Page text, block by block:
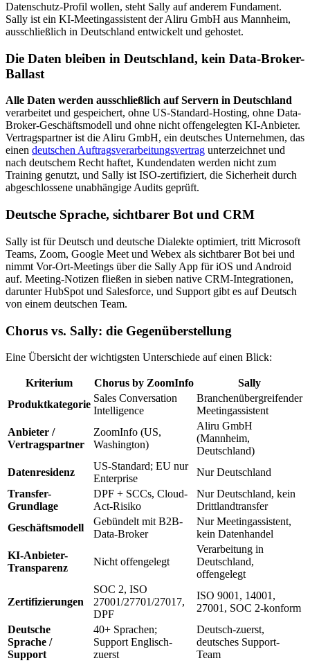
Datenschutz-Profil wollen, steht Sally auf anderem Fundament.
Sally ist ein KI-Meetingassistent der Aliru GmbH aus Mannheim,
ausschließlich in Deutschland entwickelt und gehostet.
Die Daten bleiben in Deutschland, kein Data-Broker-
Ballast
Alle Daten werden ausschließlich auf Servern in Deutschland
verarbeitet und gespeichert, ohne US-Standard-Hosting, ohne Data-
Broker-Geschäftsmodell und ohne nicht offengelegten KI-Anbieter.
Vertragspartner ist die Aliru GmbH, ein deutsches Unternehmen, das
einen deutschen Auftragsverarbeitungsvertrag unterzeichnet und
nach deutschem Recht haftet, Kundendaten werden nicht zum
Training genutzt, und Sally ist ISO-zertifiziert, die Sicherheit durch
abgeschlossene unabhängige Audits geprüft.
Deutsche Sprache, sichtbarer Bot und CRM
Sally ist für Deutsch und deutsche Dialekte optimiert, tritt Microsoft
Teams, Zoom, Google Meet und Webex als sichtbarer Bot bei und
nimmt Vor-Ort-Meetings über die Sally App für iOS und Android
auf. Meeting-Notizen fließen in sieben native CRM-Integrationen,
darunter HubSpot und Salesforce, und Support gibt es auf Deutsch
von einem deutschen Team.
Chorus vs. Sally: die Gegenüberstellung
Eine Übersicht der wichtigsten Unterschiede auf einen Blick:
Kriterium Chorus by ZoomInfo
Sally
Produktkategorie
Sales Conversation
Intelligence
Branchenübergreifender
Meetingassistent
Anbieter /
Vertragspartner
ZoomInfo (US,
Washington)
Aliru GmbH
(Mannheim,
Deutschland)
Datenresidenz
US-Standard; EU nur
Enterprise
Nur Deutschland
Transfer-
Grundlage
DPF + SCCs, Cloud-
Act-Risiko
Nur Deutschland, kein
Drittlandtransfer
Geschäftsmodell
Gebündelt mit B2B-
Data-Broker
Nur Meetingassistent,
kein Datenhandel
KI-Anbieter-
Transparenz
Nicht offengelegt
Verarbeitung in
Deutschland,
offengelegt
Zertifizierungen
SOC 2, ISO
27001/27701/27017,
DPF
ISO 9001, 14001,
27001, SOC 2-konform
Deutsche
Sprache /
Support
40+ Sprachen;
Support Englisch-
zuerst
Deutsch-zuerst,
deutsches Support-
Team